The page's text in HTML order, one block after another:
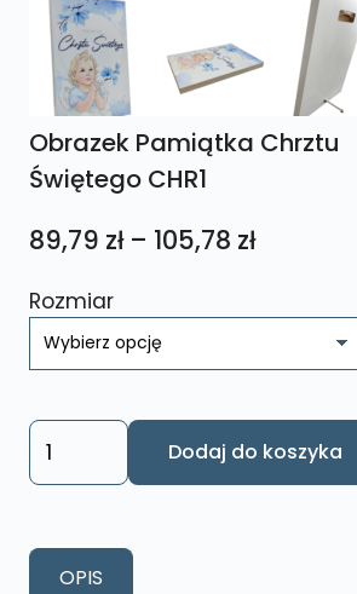
Obrazek Pamiątka Chrztu
Świętego CHR1
89,79 zł – 105,78 złZakres
od
89,79 zł
105,78 zł
Rozmiar
ilość
Obrazek
Świętego
Dodaj do koszyka
OPIS